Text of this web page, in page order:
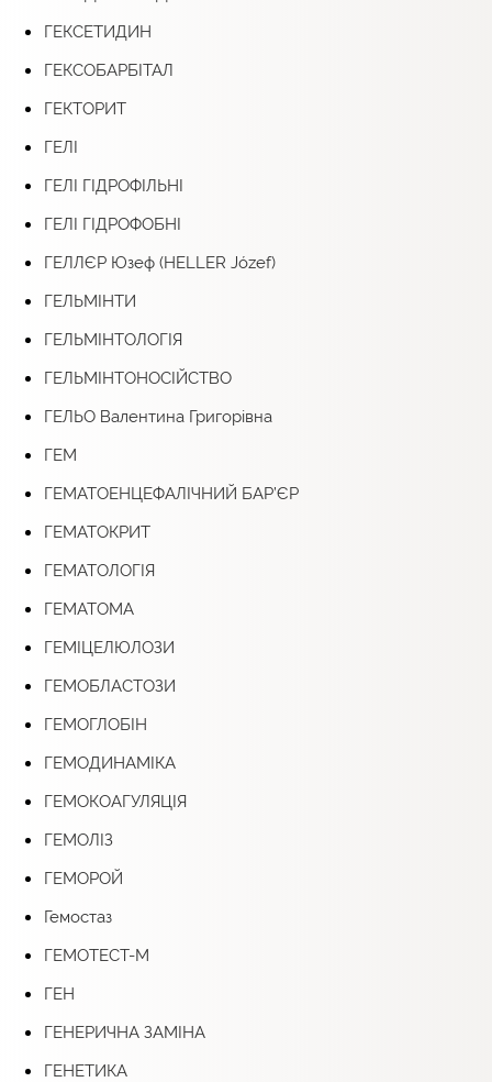
ГЕКСЕТИДИН
ГЕКСОБАРБІТАЛ
ГЕКТОРИТ
ГЕЛІ
ГЕЛІ ГІДРОФІЛЬНІ
ГЕЛІ ГІДРОФОБНІ
ГЕЛЛЄР Юзеф (HELLER Józef)
ГЕЛЬМІНТИ
ГЕЛЬМІНТОЛОГІЯ
ГЕЛЬМІНТОНОСІЙСТВО
ГЕЛЬО Валентина Григорівна
ГЕМ
ГЕМАТОЕНЦЕФАЛІЧНИЙ БАР’ЄР
ГЕМАТОКРИТ
ГЕМАТОЛОГІЯ
ГЕМАТОМА
ГЕМІЦЕЛЮЛОЗИ
ГЕМОБЛАСТОЗИ
ГЕМОГЛОБІН
ГЕМОДИНАМІКА
ГЕМОКОАГУЛЯЦІЯ
ГЕМОЛІЗ
ГЕМОРОЙ
Гемостаз
ГЕМОТЕСТ-М
ГЕН
ГЕНЕРИЧНА ЗАМІНА
ГЕНЕТИКА